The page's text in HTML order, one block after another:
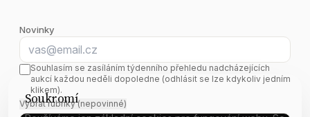
Soukromí
Novinky
E-mail
Souhlasím se zasíláním týdenního přehledu nadcházejících
aukcí každou neděli dopoledne (odhlásit se lze kdykoliv jedním
klikem).
Vybrat rubriky (nepovinné)